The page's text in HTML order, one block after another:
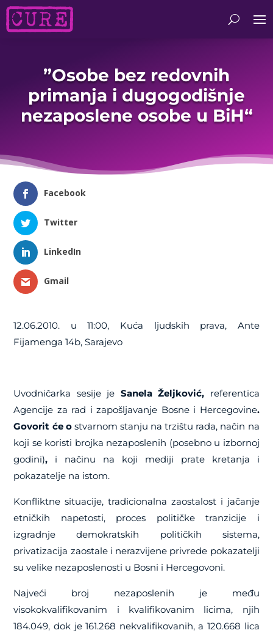
”Osobe bez redovnih
primanja i dugogodišnje
nezaposlene osobe u BiH“
Facebook
Twitter
LinkedIn
Gmail
12.06.2010. u 11:00, Kuća ljudskih prava, Ante
Fijamenga 14b, Sarajevo
Uvodničarka sesije je Sanela Željković, referentica
Agencije za rad i zapošljavanje Bosne i Hercegovine.
Govorit će ostvarnom stanju na trzištu rada, način na
koji se koristi brojka nezaposlenih (posebno u izbornoj
godini), i načinu na koji mediji prate kretanja i
pokazatelje na istom.
Konfliktne situacije, tradicionalna zaostalost i jačanje
etničkih napetosti, proces političke tranzicije i
izgradnje demokratskih političkih sistema,
privatizacija zaostale i nerazvijene privrede pokazatelji
su velike nezaposlenosti u Bosni i Hercegovoni.
Najveći broj nezaposlenih je među
visokokvalifikovanim i kvalifikovanim licima, njih
184.049, dok je 161.268 nekvalifikovanih, a 120.668 lica